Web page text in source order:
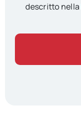
descritto nella